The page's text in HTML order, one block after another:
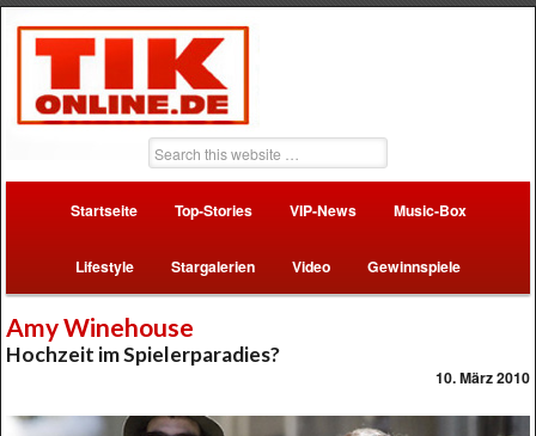
Startseite Top-Stories VIP-News Music-Box
Lifestyle Stargalerien Video Gewinnspiele
Amy Winehouse
Hochzeit im Spielerparadies?
10. März 2010